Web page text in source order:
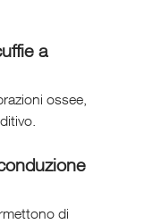
a
ossee,
di